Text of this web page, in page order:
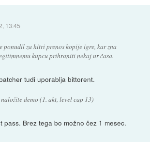
13:45
ponudil za hitri prenos kopije igre, kar zna
kupcu prihraniti nekaj ur časa.
tudi uporablja bittorent.
demo (1. akt, level cap 13)
pass. Brez tega bo možno čez 1 mesec.